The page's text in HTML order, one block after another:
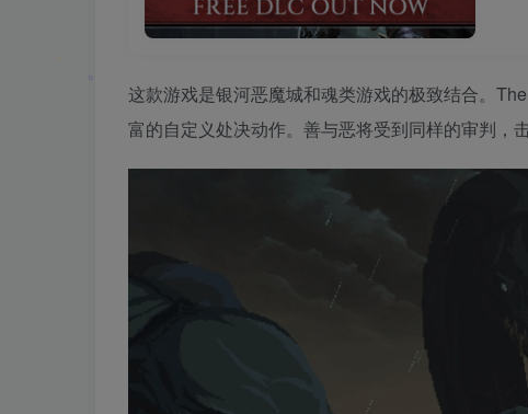
这款游戏是银河恶魔城和魂类游戏的极致结合。
富的自定义处决动作。善与恶将受到同样的审判，